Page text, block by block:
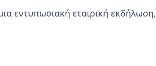
εντυπωσιακή εταιρική εκδήλωση,